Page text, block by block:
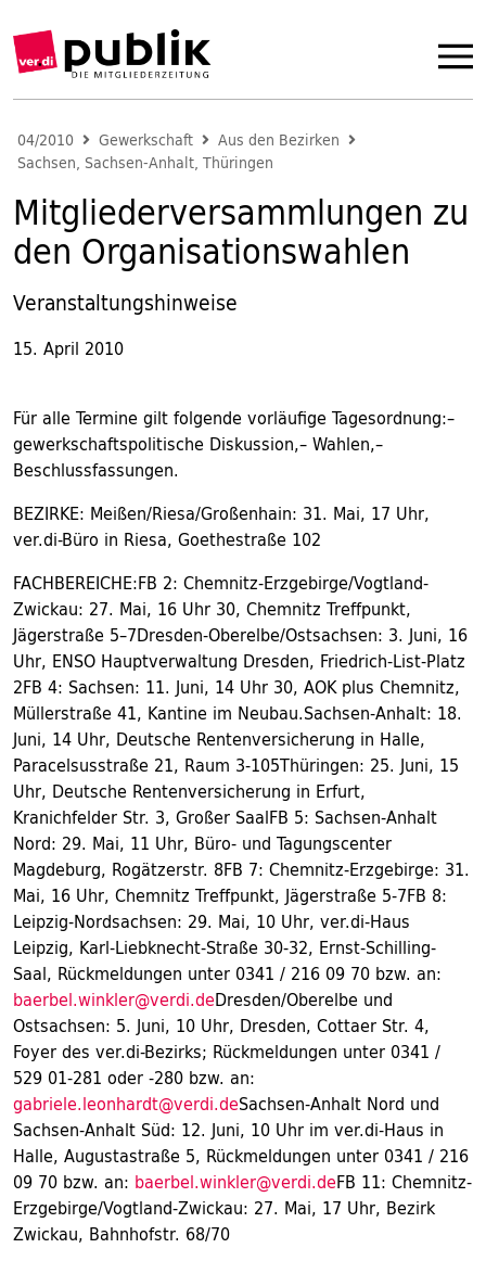
04/2010 Gewerkschaft
Aus den Bezirken
Sachsen, Sachsen-Anhalt, Thüringen
Mitgliederversammlungen zu
den Organisationswahlen
Veranstaltungshinweise
15. April 2010
Für alle Termine gilt folgende vorläufige Tagesordnung:–
gewerkschaftspolitische Diskussion,– Wahlen,–
Beschlussfassungen.
BEZIRKE: Meißen/Riesa/Großenhain: 31. Mai, 17 Uhr,
ver.di-Büro in Riesa, Goethestraße 102
FACHBEREICHE:FB 2: Chemnitz-Erzgebirge/Vogtland-
Zwickau: 27. Mai, 16 Uhr 30, Chemnitz Treffpunkt,
Jägerstraße 5–7Dresden-Oberelbe/Ostsachsen: 3. Juni, 16
Uhr, ENSO Hauptverwaltung Dresden, Friedrich-List-Platz
2FB 4: Sachsen: 11. Juni, 14 Uhr 30, AOK plus Chemnitz,
Müllerstraße 41, Kantine im Neubau.Sachsen-Anhalt: 18.
Juni, 14 Uhr, Deutsche Rentenversicherung in Halle,
Paracelsusstraße 21, Raum 3-105Thüringen: 25. Juni, 15
Uhr, Deutsche Rentenversicherung in Erfurt,
Kranichfelder Str. 3, Großer SaalFB 5: Sachsen-Anhalt
Nord: 29. Mai, 11 Uhr, Büro- und Tagungscenter
Magdeburg, Rogätzerstr. 8FB 7: Chemnitz-Erzgebirge: 31.
Mai, 16 Uhr, Chemnitz Treffpunkt, Jägerstraße 5-7FB 8:
Leipzig-Nordsachsen: 29. Mai, 10 Uhr, ver.di-Haus
Leipzig, Karl-Liebknecht-Straße 30-32, Ernst-Schilling-
Saal, Rückmeldungen unter 0341 / 216 09 70 bzw. an:
baerbel.winkler@verdi.deDresden/Oberelbe und
Ostsachsen: 5. Juni, 10 Uhr, Dresden, Cottaer Str. 4,
Foyer des ver.di-Bezirks; Rückmeldungen unter 0341 /
529 01-281 oder -280 bzw. an:
gabriele.leonhardt@verdi.deSachsen-Anhalt Nord und
Sachsen-Anhalt Süd: 12. Juni, 10 Uhr im ver.di-Haus in
Halle, Augustastraße 5, Rückmeldungen unter 0341 / 216
09 70 bzw. an: baerbel.winkler@verdi.deFB 11: Chemnitz-
Erzgebirge/Vogtland-Zwickau: 27. Mai, 17 Uhr, Bezirk
Zwickau, Bahnhofstr. 68/70